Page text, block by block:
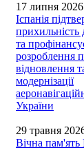
17 липня 2026
Іспанія
прихильність
та
розроблення
відновлення
модернізації
України
29 травня
Вічна